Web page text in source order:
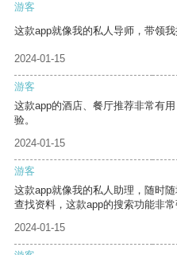
游客
这款app就像我的私人导师，带领我
2024-01-15
游客
这款app的酒店、餐厅推荐非常有
验。
2024-01-15
游客
这款app就像我的私人助理，随时
查找资料，这款app的搜索功能非
2024-01-15